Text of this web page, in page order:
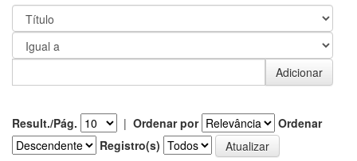
Result./Pág. | Ordenar por
Ordenar
Registro(s)